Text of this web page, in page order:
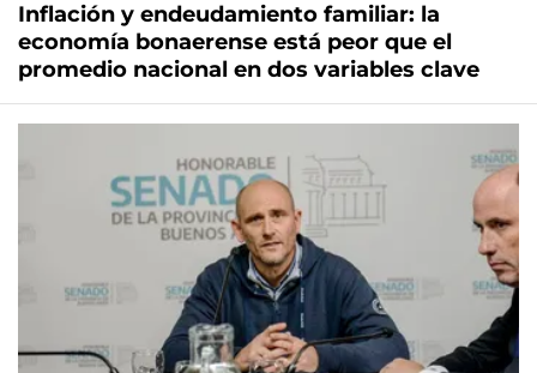
Inflación y endeudamiento familiar: la
economía bonaerense está peor que el
promedio nacional en dos variables clave